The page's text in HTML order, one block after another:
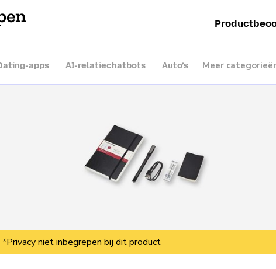
apps AI-relatiechatbots Auto’s Meer
*Privacy niet inbegrepen bij dit product